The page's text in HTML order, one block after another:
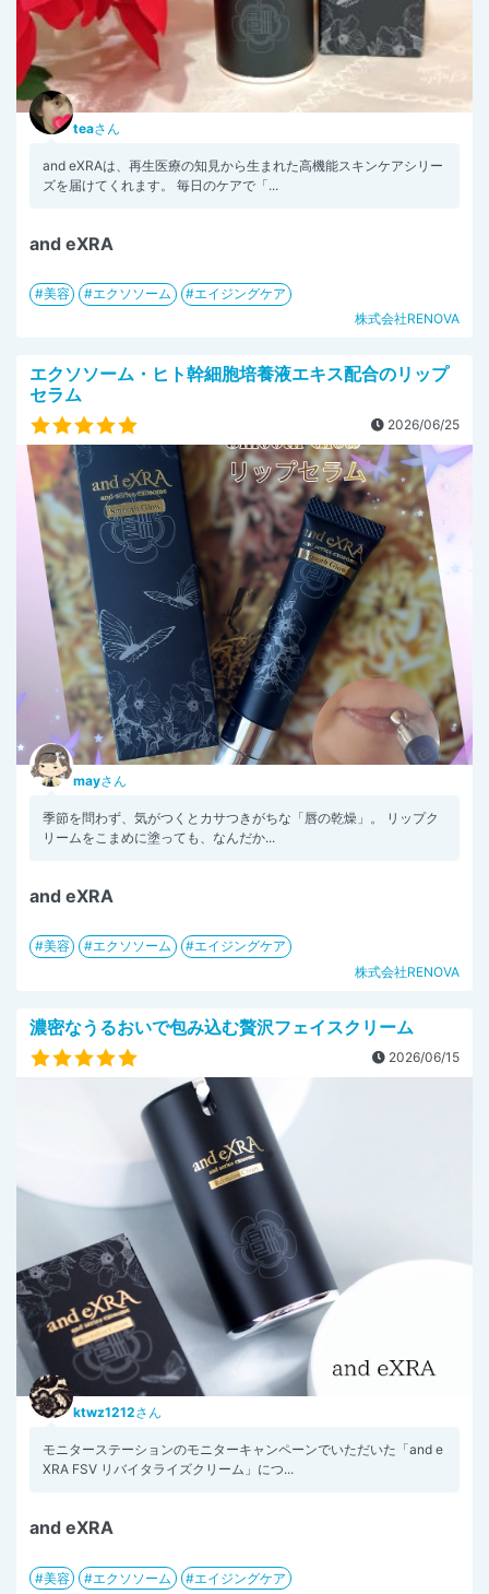
teaさん
and eXRAは、再生医療の知見から生まれた高機能スキンケアシリー
ズを届けてくれます。 毎日のケアで「...
and eXRA
美容 エクソソーム
エイジングケア
株式会社RENOVA
エクソソーム・ヒト幹細胞培養液エキス配合のリップ
セラム
2026/06/25
mayさん
季節を問わず、気がつくとカサつきがちな「唇の乾燥」。 リップク
リームをこまめに塗っても、なんだか...
and eXRA
美容 エクソソーム
エイジングケア
株式会社RENOVA
濃密なうるおいで包み込む贅沢フェイスクリーム
2026/06/15
ktwz1212さん
モニターステーションのモニターキャンペーンでいただいた「and e
XRA FSV リバイタライズクリーム」につ...
and eXRA
美容 エクソソーム
エイジングケア